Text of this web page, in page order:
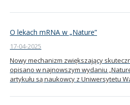
O lekach mRNA w „Nature”
17-04-2025
Nowy mechanizm zwiększający
opisano w najnowszym wydaniu
artykułu są naukowcy z Uniwersytetu